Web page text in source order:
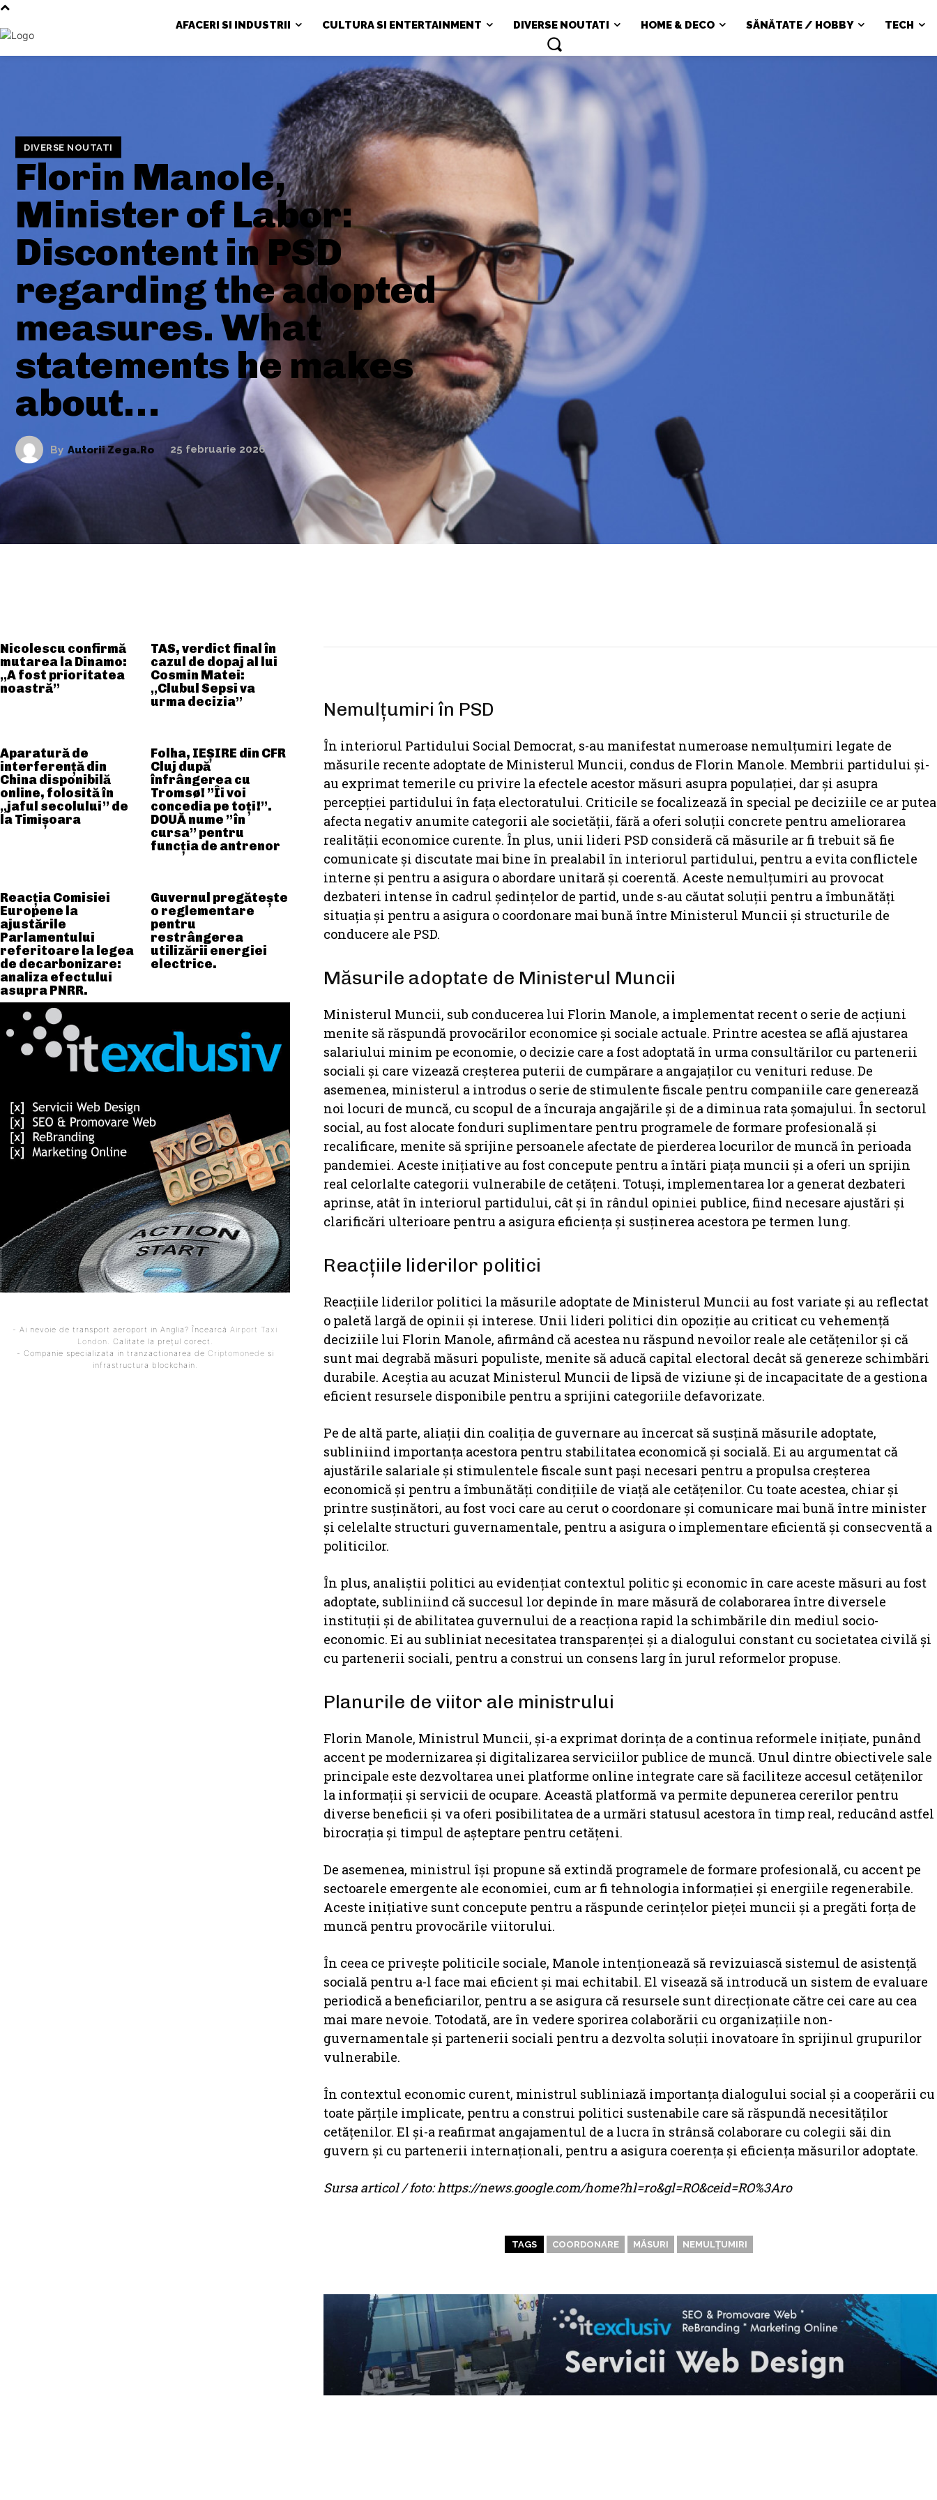
AFACERI SI INDUSTRII CULTURA SI ENTERTAINMENT DIVERSE NOUTATI HOME & DECO SĂNĂTATE / HOBBY TECH
DIVERSE NOUTATI
Florin Manole,
Minister of Labor:
Discontent in PSD
regarding the adopted
measures. What
statements he makes
about…
By Autorii Zega.ro 25 februarie 2026
Nicolescu confirmă
mutarea la Dinamo:
„A fost prioritatea
noastră”
TAS, verdict final în
cazul de dopaj al lui
Cosmin Matei:
„Clubul Sepsi va
urma decizia”
Aparatură de
interferență din
China disponibilă
online, folosită în
„jaful secolului” de
la Timișoara
Folha, IEȘIRE din CFR
Cluj după
înfrângerea cu
Tromsø! ”Îi voi
concedia pe toți!”.
DOUĂ nume ”în
cursa” pentru
funcția de antrenor
Reacția Comisiei
Europene la
ajustările
Parlamentului
referitoare la legea
de decarbonizare:
analiza efectului
asupra PNRR.
Guvernul pregătește
o reglementare
pentru
restrângerea
utilizării energiei
electrice.
- Ai nevoie de transport aeroport in Anglia? Încearcă Airport Taxi
London. Calitate la prețul corect.
- Companie specializata in tranzactionarea de Criptomonede si
infrastructura blockchain.
Nemulțumiri în PSD
În interiorul Partidului Social Democrat, s-au manifestat numeroase nemulțumiri legate de
măsurile recente adoptate de Ministerul Muncii, condus de Florin Manole. Membrii partidului și-
au exprimat temerile cu privire la efectele acestor măsuri asupra populației, dar și asupra
percepției partidului în fața electoratului. Criticile se focalizează în special pe deciziile ce ar putea
afecta negativ anumite categorii ale societății, fără a oferi soluții concrete pentru ameliorarea
realității economice curente. În plus, unii lideri PSD consideră că măsurile ar fi trebuit să fie
comunicate și discutate mai bine în prealabil în interiorul partidului, pentru a evita conflictele
interne și pentru a asigura o abordare unitară și coerentă. Aceste nemulțumiri au provocat
dezbateri intense în cadrul ședințelor de partid, unde s-au căutat soluții pentru a îmbunătăți
situația și pentru a asigura o coordonare mai bună între Ministerul Muncii și structurile de
conducere ale PSD.
Măsurile adoptate de Ministerul Muncii
Ministerul Muncii, sub conducerea lui Florin Manole, a implementat recent o serie de acțiuni
menite să răspundă provocărilor economice și sociale actuale. Printre acestea se află ajustarea
salariului minim pe economie, o decizie care a fost adoptată în urma consultărilor cu partenerii
sociali și care vizează creșterea puterii de cumpărare a angajaților cu venituri reduse. De
asemenea, ministerul a introdus o serie de stimulente fiscale pentru companiile care generează
noi locuri de muncă, cu scopul de a încuraja angajările și de a diminua rata șomajului. În sectorul
social, au fost alocate fonduri suplimentare pentru programele de formare profesională și
recalificare, menite să sprijine persoanele afectate de pierderea locurilor de muncă în perioada
pandemiei. Aceste inițiative au fost concepute pentru a întări piața muncii și a oferi un sprijin
real celorlalte categorii vulnerabile de cetățeni. Totuși, implementarea lor a generat dezbateri
aprinse, atât în interiorul partidului, cât și în rândul opiniei publice, fiind necesare ajustări și
clarificări ulterioare pentru a asigura eficiența și susținerea acestora pe termen lung.
Reacțiile liderilor politici
Reacțiile liderilor politici la măsurile adoptate de Ministerul Muncii au fost variate și au reflectat
o paletă largă de opinii și interese. Unii lideri politici din opoziție au criticat cu vehemență
deciziile lui Florin Manole, afirmând că acestea nu răspund nevoilor reale ale cetățenilor și că
sunt mai degrabă măsuri populiste, menite să aducă capital electoral decât să genereze schimbări
durabile. Aceștia au acuzat Ministerul Muncii de lipsă de viziune și de incapacitate de a gestiona
eficient resursele disponibile pentru a sprijini categoriile defavorizate.
Pe de altă parte, aliații din coaliția de guvernare au încercat să susțină măsurile adoptate,
subliniind importanța acestora pentru stabilitatea economică și socială. Ei au argumentat că
ajustările salariale și stimulentele fiscale sunt pași necesari pentru a propulsa creșterea
economică și pentru a îmbunătăți condițiile de viață ale cetățenilor. Cu toate acestea, chiar și
printre susținători, au fost voci care au cerut o coordonare și comunicare mai bună între minister
și celelalte structuri guvernamentale, pentru a asigura o implementare eficientă și consecventă a
politicilor.
În plus, analiștii politici au evidențiat contextul politic și economic în care aceste măsuri au fost
adoptate, subliniind că succesul lor depinde în mare măsură de colaborarea între diversele
instituții și de abilitatea guvernului de a reacționa rapid la schimbările din mediul socio-
economic. Ei au subliniat necesitatea transparenței și a dialogului constant cu societatea civilă și
cu partenerii sociali, pentru a construi un consens larg în jurul reformelor propuse.
Planurile de viitor ale ministrului
Florin Manole, Ministrul Muncii, și-a exprimat dorința de a continua reformele inițiate, punând
accent pe modernizarea și digitalizarea serviciilor publice de muncă. Unul dintre obiectivele sale
principale este dezvoltarea unei platforme online integrate care să faciliteze accesul cetățenilor
la informații și servicii de ocupare. Această platformă va permite depunerea cererilor pentru
diverse beneficii și va oferi posibilitatea de a urmări statusul acestora în timp real, reducând astfel
birocrația și timpul de așteptare pentru cetățeni.
De asemenea, ministrul își propune să extindă programele de formare profesională, cu accent pe
sectoarele emergente ale economiei, cum ar fi tehnologia informației și energiile regenerabile.
Aceste inițiative sunt concepute pentru a răspunde cerințelor pieței muncii și a pregăti forța de
muncă pentru provocările viitorului.
În ceea ce privește politicile sociale, Manole intenționează să revizuiască sistemul de asistență
socială pentru a-l face mai eficient și mai echitabil. El visează să introducă un sistem de evaluare
periodică a beneficiarilor, pentru a se asigura că resursele sunt direcționate către cei care au cea
mai mare nevoie. Totodată, are în vedere sporirea colaborării cu organizațiile non-
guvernamentale și partenerii sociali pentru a dezvolta soluții inovatoare în sprijinul grupurilor
vulnerabile.
În contextul economic curent, ministrul subliniază importanța dialogului social și a cooperării cu
toate părțile implicate, pentru a construi politici sustenabile care să răspundă necesităților
cetățenilor. El și-a reafirmat angajamentul de a lucra în strânsă colaborare cu colegii săi din
guvern și cu partenerii internaționali, pentru a asigura coerența și eficiența măsurilor adoptate.
Sursa articol / foto: https://news.google.com/home?hl=ro&gl=RO&ceid=RO%3Aro
TAGS COORDONARE MĂSURI NEMULȚUMIRI